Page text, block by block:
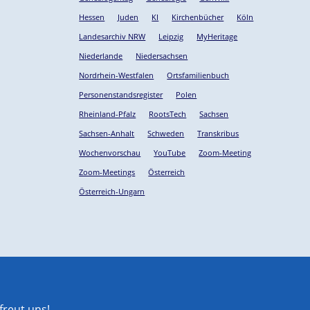
Hessen
Juden KI Kirchenbücher
Köln
Landesarchiv NRW
Leipzig
MyHeritage
Niederlande
Niedersachsen
Nordrhein-Westfalen
Ortsfamilienbuch
Personenstandsregister
Polen
Rheinland-Pfalz
RootsTech
Sachsen
Sachsen-Anhalt
Schweden
Transkribus
Wochenvorschau
YouTube
Zoom-Meeting
Zoom-Meetings
Österreich
Österreich-Ungarn